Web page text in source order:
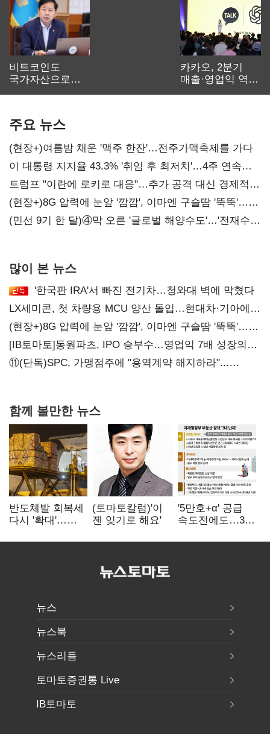
비트코인도
국가자산으로…'
카카오, 2분기
매출·영업익 역대
주요 뉴스
(현장+)여름밤 채운 '맥주 한잔'…전주가맥축제를 가다
이 대통령 지지율 43.3% '취임 후 최저치'…4주 연속
'하락'
트럼프 "이란에 로키로 대응"…추가 공격 대신 경제적
압박 시사
(현장+)8G 압력에 눈앞 '깜깜', 이마엔 구슬땀 '뚝뚝'…
화려한 에어쇼 뒤 땀방울
(민선 9기 한 달)④막 오른 '글로벌 해양수도'…'전재수
많이 본 뉴스
'한국판 IRA'서 빠진 전기차…청와대 벽에 막혔다
LX세미콘, 첫 차량용 MCU 양산 돌입…현대차·기아에
공급
(현장+)8G 압력에 눈앞 '깜깜', 이마엔 구슬땀 '뚝뚝'…
화려한 에어쇼 뒤 땀방울
[IB토마토]동원파츠, IPO 승부수…영업익 7배 성장의
이면은 고객 편중
⑪(단독)SPC, 가맹점주에 "용역계약 해지하라"...
함께 볼만한 뉴스
반도체발 회복세
다시 '확대'…
5.8% 반등
(토마토칼럼)'이
젠 잊기로 해요'
'5만호+α' 공급
속도전에도…3대
뉴스
뉴스북
뉴스리듬
토마토증권통 Live
IB토마토